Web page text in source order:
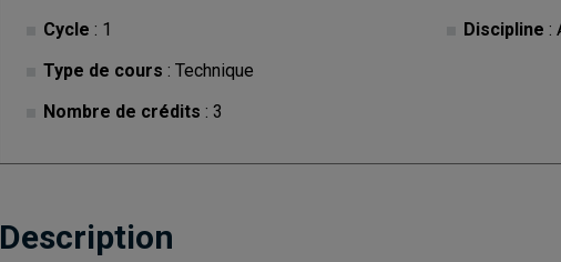
Cycle : 1
Type de cours : Technique
Nombre de crédits : 3
Discipline :
Description